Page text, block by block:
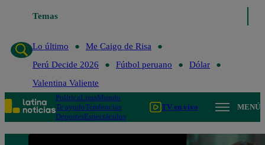
Temas
Lo último
Me Caigo de Risa
Perú Decide 2026
Fútbol peruano
Dólar
Valentina Valiente
PolíticaLimaMundo
Te ayudoTendencias
DeportesEspectáculos
TV en vivo MENÚ